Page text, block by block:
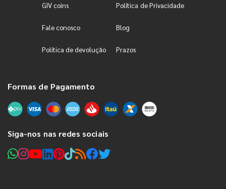
GIV coins Política de Privacidade
Fale conosco Blog
Política de devolução Prazos
Formas de Pagamento
Siga-nos nas redes sociais